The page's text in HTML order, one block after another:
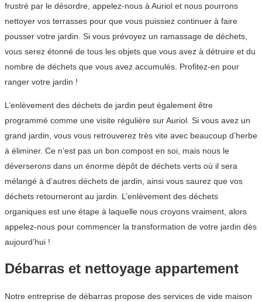
frustré par le désordre, appelez-nous à Auriol et nous pourrons
nettoyer vos terrasses pour que vous puissiez continuer à faire
pousser votre jardin. Si vous prévoyez un ramassage de déchets,
vous serez étonné de tous les objets que vous avez à détruire et du
nombre de déchets que vous avez accumulés. Profitez-en pour
ranger votre jardin !
L’enlèvement des déchets de jardin peut également être
programmé comme une visite régulière sur Auriol. Si vous avez un
grand jardin, vous vous retrouverez très vite avec beaucoup d’herbe
à éliminer. Ce n’est pas un bon compost en soi, mais nous le
déverserons dans un énorme dépôt de déchets verts où il sera
mélangé à d’autres déchets de jardin, ainsi vous saurez que vos
déchets retourneront au jardin. L’enlèvement des déchets
organiques est une étape à laquelle nous croyons vraiment, alors
appelez-nous pour commencer la transformation de votre jardin dès
aujourd’hui !
Débarras et nettoyage appartement
Notre entreprise de débarras propose des services de vide maison